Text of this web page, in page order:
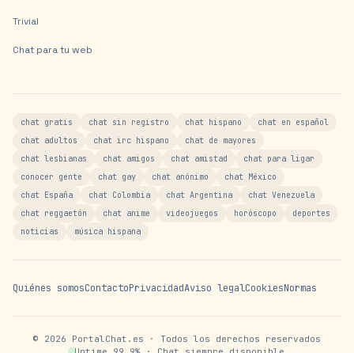
Trivial
Chat para tu web
chat gratis chat sin registro chat hispano
chat en español
chat adultos
chat irc hispano
chat de mayores
chat lesbianas
chat amigos chat amistad
chat para ligar
conocer gente
chat gay chat anónimo
chat México
chat España
chat Colombia chat Argentina
chat Venezuela
chat reggaetón
chat anime videojuegos horóscopo
deportes
noticias
música hispana
Quiénes somosContactoPrivacidadAviso legalCookiesNormas
© 2026 PortalChat.es · Todos los derechos reservados